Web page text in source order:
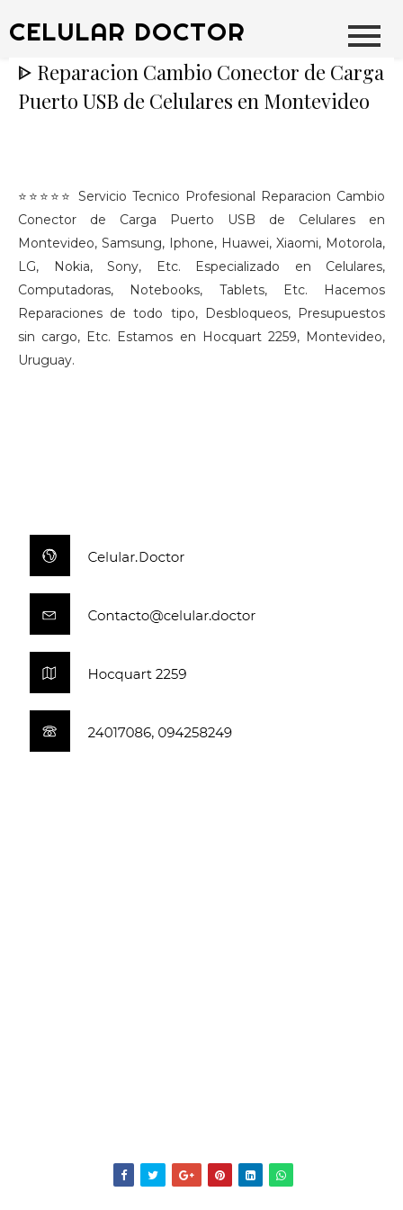
CELULAR DOCTOR
ᐈ Reparacion Cambio Conector de Carga
Puerto USB de Celulares en Montevideo
⭐⭐⭐⭐⭐ Servicio Tecnico Profesional Reparacion Cambio
Conector de Carga Puerto USB de Celulares en
Montevideo, Samsung, Iphone, Huawei, Xiaomi, Motorola,
LG, Nokia, Sony, Etc. Especializado en Celulares,
Computadoras, Notebooks, Tablets, Etc. Hacemos
Reparaciones de todo tipo, Desbloqueos, Presupuestos
sin cargo, Etc. Estamos en Hocquart 2259, Montevideo,
Uruguay.